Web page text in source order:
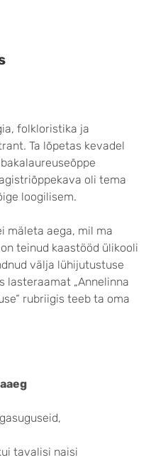
folkloristika ja
Ta lõpetas kevadel
oli tema
loogilisem.
mäleta aega, mil ma
teinud kaastööd ülikooli
välja lühijutustuse
lasteraamat „Annelinna
rubriigis teeb ta oma
tavalisi naisi